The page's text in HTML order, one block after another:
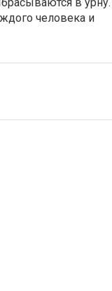
человека и